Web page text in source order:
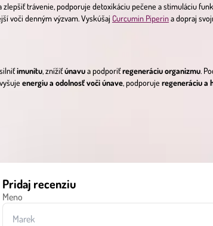
trávenie, podporuje detoxikáciu pečene a stimuláciu
voči denným výzvam. Vyskúšaj Curcumin Piperina dopraj
imunitu, znížiťúnavua podporiťregeneráciu organizmu.
energiu a odolnosť voči únave, podporuje regeneráciu a
Pridaj recenziu
Meno